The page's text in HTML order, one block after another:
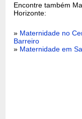
Encontre também
Horizonte:
» Maternidade no
Barreiro
» Maternidade em